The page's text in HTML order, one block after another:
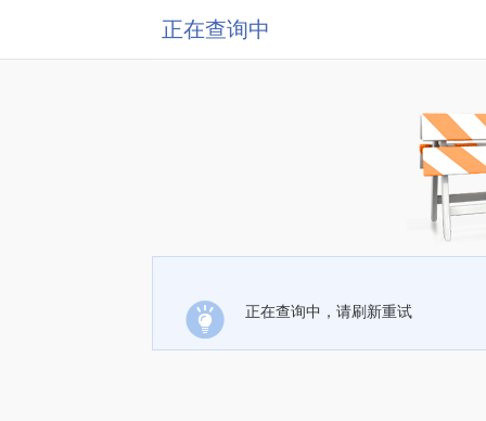
正在查询中
正在查询中，请刷新重试